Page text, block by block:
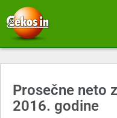
Prosečne neto
2016. godine